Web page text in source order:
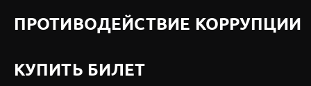
ПРОТИВОДЕЙСТВИЕ КОРРУПЦИИ
КУПИТЬ БИЛЕТ